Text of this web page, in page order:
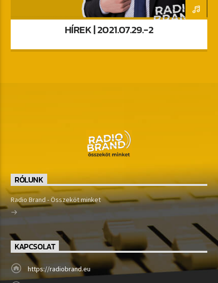
HÍREK | 2021.07.29.-2
RÓLUNK
Radio Brand - Összeköt minket
KAPCSOLAT
https://radiobrand.eu